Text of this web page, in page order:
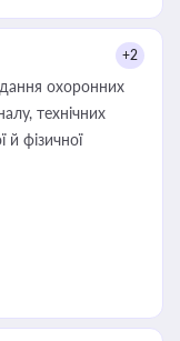
+2
охоронних
технічних
й фізичної